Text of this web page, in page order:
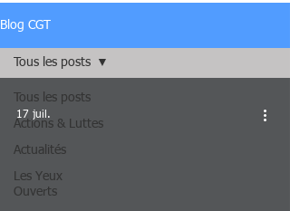
Blog CGT
Tous les posts
Actions & Luttes
Actualités
Les Yeux
Ouverts
Tous les posts
17 juil.